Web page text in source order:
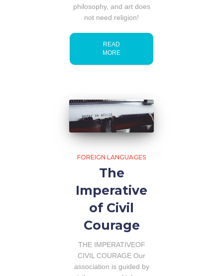
philosophy, and art does
not need religion!
READ
MORE
FOREIGN LANGUAGES
The
Imperative
of Civil
Courage
THE IMPERATIVEOF
CIVIL COURAGE Our
association is guided by